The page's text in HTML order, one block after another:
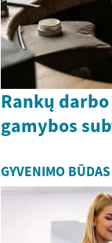
Rankų
gamybos
GYVENIMO BŪDAS